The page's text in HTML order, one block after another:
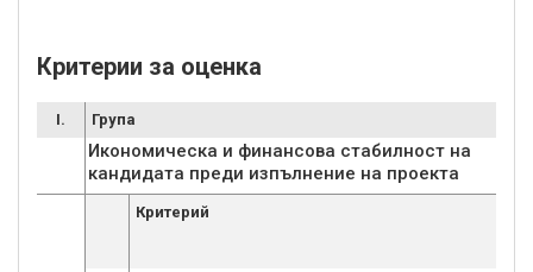
Критерии за оценка
I. Група
Икономическа и финансова стабилност на
кандидата преди изпълнение на проекта
Критерий